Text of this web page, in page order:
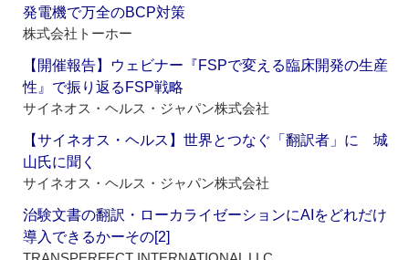
発電機で万全のBCP対策
株式会社トーホー
【開催報告】ウェビナー『FSPで変える臨床開発の生産
性』で振り返るFSP戦略
サイネオス・ヘルス・ジャパン株式会社
【サイネオス・ヘルス】世界とつなぐ「翻訳者」に 城
山氏に聞く
サイネオス・ヘルス・ジャパン株式会社
治験文書の翻訳・ローカライゼーションにAIをどれだけ
導入できるかーその[2]